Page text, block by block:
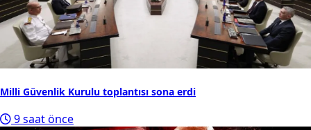
Milli Güvenlik Kurulu toplantısı sona erdi
9 saat önce